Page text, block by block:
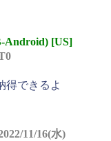
Android) [US]
得できるよ
11/16(水)